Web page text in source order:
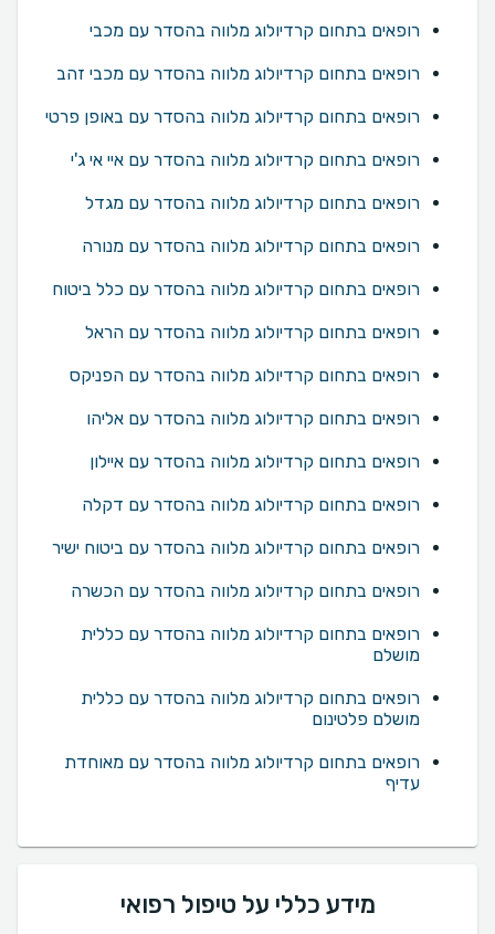
רופאים בתחום קרדיולוג מלווה בהסדר עם מכבי
רופאים בתחום קרדיולוג מלווה בהסדר עם מכבי זהב
רופאים בתחום קרדיולוג מלווה בהסדר עם באופן פרטי
רופאים בתחום קרדיולוג מלווה בהסדר עם איי אי ג'י
רופאים בתחום קרדיולוג מלווה בהסדר עם מגדל
רופאים בתחום קרדיולוג מלווה בהסדר עם מנורה
רופאים בתחום קרדיולוג מלווה בהסדר עם כלל ביטוח
רופאים בתחום קרדיולוג מלווה בהסדר עם הראל
רופאים בתחום קרדיולוג מלווה בהסדר עם הפניקס
רופאים בתחום קרדיולוג מלווה בהסדר עם אליהו
רופאים בתחום קרדיולוג מלווה בהסדר עם איילון
רופאים בתחום קרדיולוג מלווה בהסדר עם דקלה
רופאים בתחום קרדיולוג מלווה בהסדר עם ביטוח ישיר
רופאים בתחום קרדיולוג מלווה בהסדר עם הכשרה
רופאים בתחום קרדיולוג מלווה בהסדר עם כללית
מושלם
רופאים בתחום קרדיולוג מלווה בהסדר עם כללית
מושלם פלטינום
רופאים בתחום קרדיולוג מלווה בהסדר עם מאוחדת
עדיף
מידע כללי על טיפול רפואי